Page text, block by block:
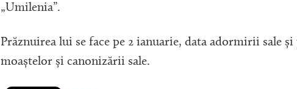
„Umilenia”.
Prăznuirea lui se face pe 2 ianuarie, data adormirii sale
moaștelor și canonizării sale.